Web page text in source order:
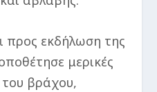
προς εκδήλωση της
μερικές
του βράχου,